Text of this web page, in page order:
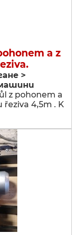
a z
>
z pohonem a
řeziva 4,5m . K